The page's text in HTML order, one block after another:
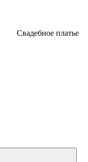
Свадебное платье